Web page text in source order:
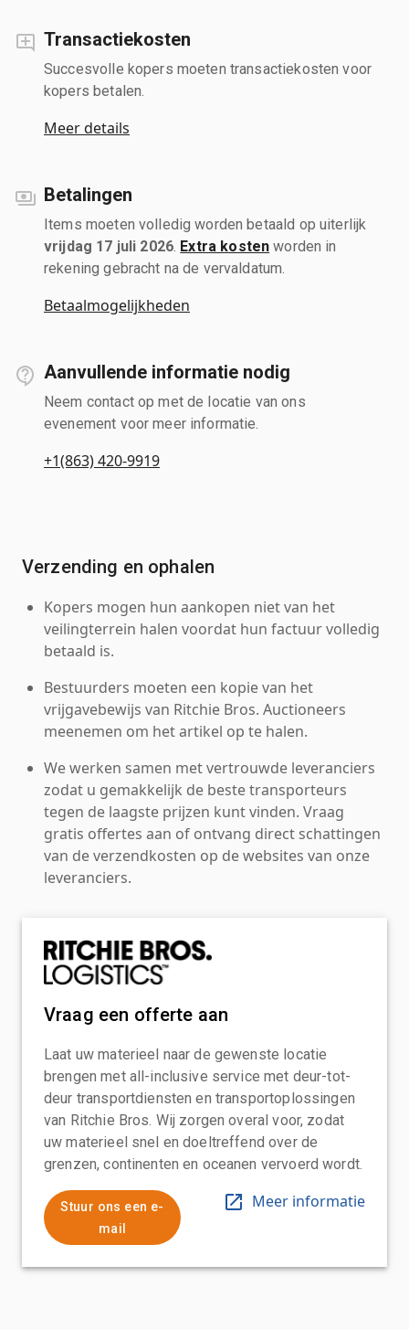
Transactiekosten
Succesvolle kopers moeten transactiekosten voor
kopers betalen.
Meer details
Betalingen
Items moeten volledig worden betaald op uiterlijk
vrijdag 17 juli 2026 Extra kosten worden in
rekening gebracht na de vervaldatum.
Betaalmogelijkheden
Aanvullende informatie nodig
Neem contact op met de locatie van ons
evenement voor meer informatie.
+1(863) 420-9919
Verzending en ophalen
Kopers mogen hun aankopen niet van het
veilingterrein halen voordat hun factuur volledig
betaald is.
Bestuurders moeten een kopie van het
vrijgavebewijs van Ritchie Bros. Auctioneers
meenemen om het artikel op te halen.
We werken samen met vertrouwde leveranciers
zodat u gemakkelijk de beste transporteurs
tegen de laagste prijzen kunt vinden. Vraag
gratis offertes aan of ontvang direct schattingen
van de verzendkosten op de websites van onze
leveranciers.
Vraag een offerte aan
Laat uw materieel naar de gewenste locatie
brengen met all-inclusive service met deur-tot-
deur transportdiensten en transportoplossingen
van Ritchie Bros. Wij zorgen overal voor, zodat
uw materieel snel en doeltreffend over de
grenzen, continenten en oceanen vervoerd wordt.
Stuur ons een e-
mail
Meer informatie